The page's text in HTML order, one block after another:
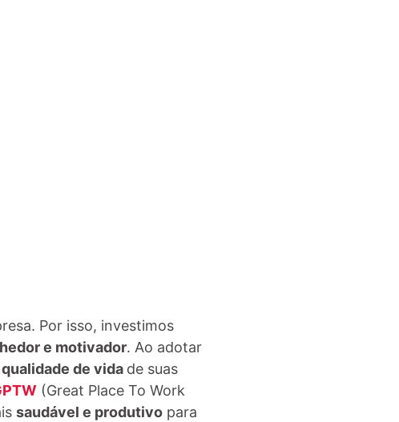
Por isso, investimos
e motivador. Ao adotar
qualidade de vida de suas
(Great Place To Work
saudável e produtivo para